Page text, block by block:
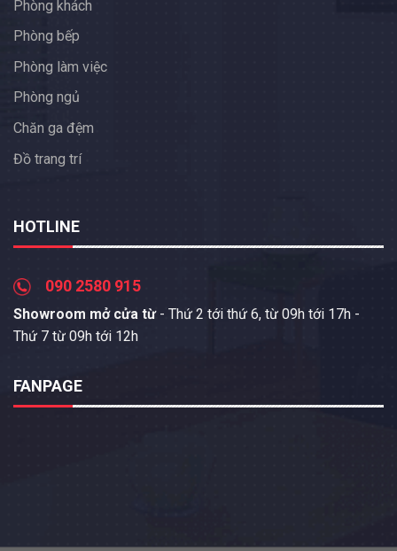
Phòng khách
Phòng bếp
Phòng làm việc
Phòng ngủ
Chăn ga đệm
Đồ trang trí
HOTLINE
090 2580 915
Showroom mở cửa từ - Thứ 2 tới thứ 6, từ 09h tới 17h -
Thứ 7 từ 09h tới 12h
FANPAGE